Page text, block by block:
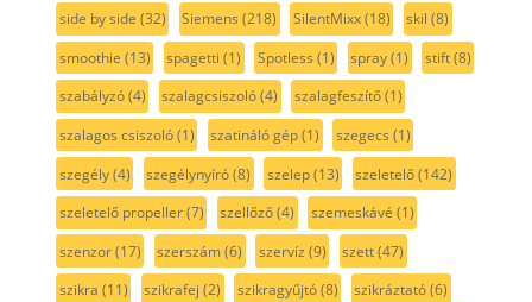
side by side (32) Siemens (218) SilentMixx(18) skil (8)
smoothie (13) spagetti (1) Spotless (1) spray(1) stift(8)
szabályzó(4) szalagcsiszoló(4) szalagfeszítő(1)
szalagos csiszoló(1) szatináló gép(1) szegecs (1)
szegély(4) szegélynyíró(8) szelep(13) szeletelő(142)
szeletelő propeller(7) szellőző(4) szemeskávé (1)
szenzor(17) szerszám(6) szervíz (9) szett(47)
szikra (11) szikrafej (2) szikragyűjtó(8) szikráztató(6)